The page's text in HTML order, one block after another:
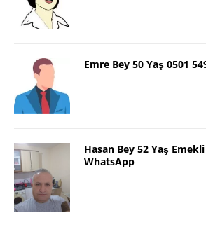
Emre Bey 50 Yaş 0501
Hasan Bey 52 Yaş
WhatsApp